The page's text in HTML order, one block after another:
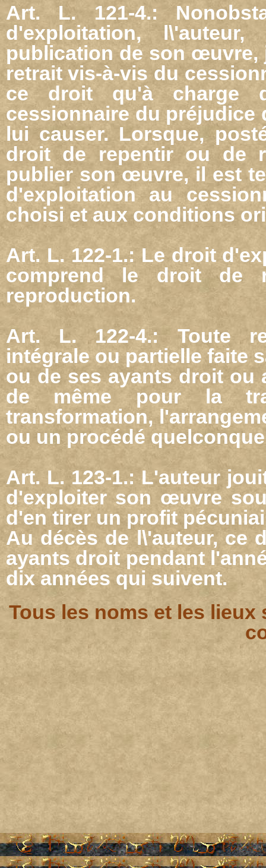
Art. L. 121-4.:
d'exploitation,
publication de son
retrait vis-à-vis du
ce droit qu'à charge
cessionnaire du préjudice
lui causer. Lorsque,
droit de repentir ou de
publier son œuvre, il est
d'exploitation au
choisi et aux conditions
Art. L. 122-1.: Le droit
comprend le droit de
reproduction.
Art. L. 122-4.: Toute
intégrale ou partielle faite
ou de ses ayants droit ou
de même pour la
transformation,
ou un procédé
Art. L. 123-1.: L'auteur
d'exploiter son œuvre
d'en tirer un profit
Au décès de l\'auteur, ce
ayants droit pendant
dix années qui suivent.
Tous les noms et les